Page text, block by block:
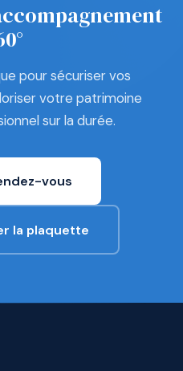
pour sécuriser vos
votre patrimoine
sur la durée.
vous
la plaquette